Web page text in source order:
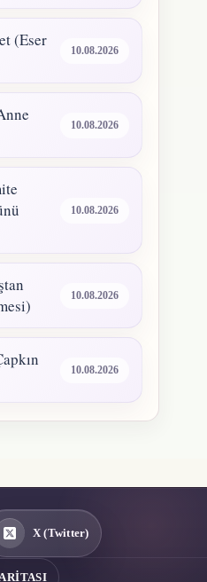
(Eser
10.08.2026
10.08.2026
10.08.2026
10.08.2026
10.08.2026
X (Twitter)